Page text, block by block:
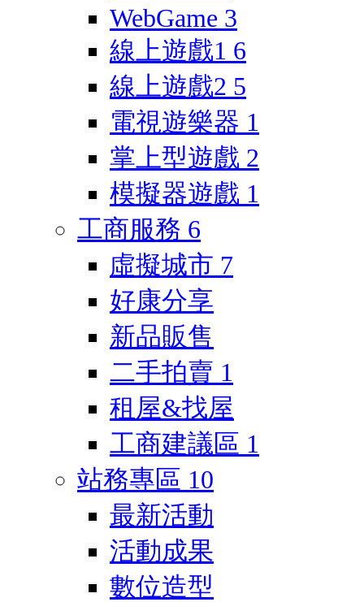
WebGame 3
線上遊戲1 6
線上遊戲2 5
電視遊樂器 1
掌上型遊戲 2
模擬器遊戲 1
工商服務 6
虛擬城市 7
好康分享
新品販售
二手拍賣 1
租屋&找屋
工商建議區 1
站務專區 10
最新活動
活動成果
數位造型